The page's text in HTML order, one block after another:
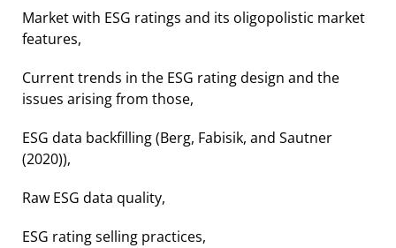
Market with ESG ratings and its oligopolistic market
features,
Current trends in the ESG rating design and the
issues arising from those,
ESG data backfilling (Berg, Fabisik, and Sautner
(2020)),
Raw ESG data quality,
ESG rating selling practices,